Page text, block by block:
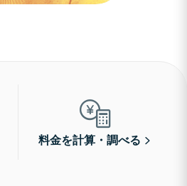
料金を計算・調べる